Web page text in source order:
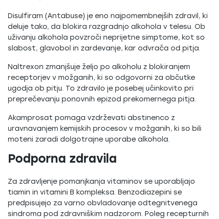
Disulfiram (Antabuse) je eno najpomembnejših zdravil, ki
deluje tako, da blokira razgradnjo alkohola v telesu. Ob
uživanju alkohola povzroči neprijetne simptome, kot so
slabost, glavobol in zardevanje, kar odvrača od pitja.
Naltrexon zmanjšuje željo po alkoholu z blokiranjem
receptorjev v možganih, ki so odgovorni za občutke
ugodja ob pitju. To zdravilo je posebej učinkovito pri
preprečevanju ponovnih epizod prekomernega pitja.
Akamprosat pomaga vzdrževati abstinenco z
uravnavanjem kemijskih procesov v možganih, ki so bili
moteni zaradi dolgotrajne uporabe alkohola.
Podporna zdravila
Za zdravljenje pomanjkanja vitaminov se uporabljajo
tiamin in vitamini B kompleksa. Benzodiazepini se
predpisujejo za varno obvladovanje odtegnitvenega
sindroma pod zdravniškim nadzorom. Poleg recepturnih